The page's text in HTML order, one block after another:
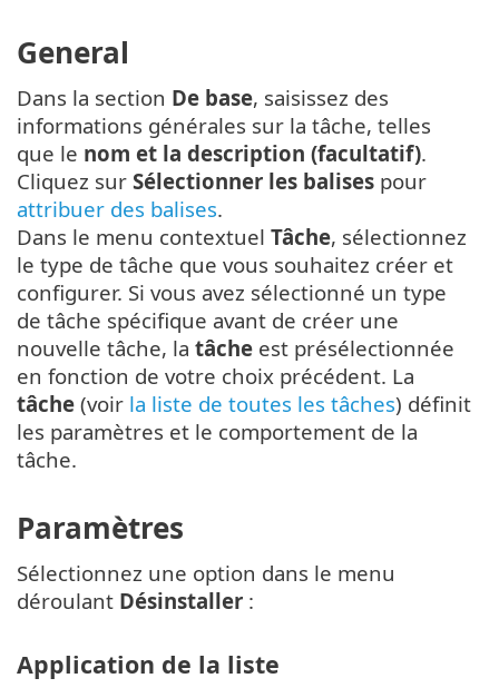
General
Dans la section De base, saisissez des
informations générales sur la tâche, telles
que le nom et la description (facultatif).
Cliquez sur Sélectionner les balises pour
attribuer des balises.
Dans le menu contextuel Tâche, sélectionnez
le type de tâche que vous souhaitez créer et
configurer. Si vous avez sélectionné un type
de tâche spécifique avant de créer une
nouvelle tâche, la tâche est présélectionnée
en fonction de votre choix précédent. La
tâche (voir la liste de toutes les tâches) définit
les paramètres et le comportement de la
tâche.
Paramètres
Sélectionnez une option dans le menu
déroulant Désinstaller :
Application de la liste